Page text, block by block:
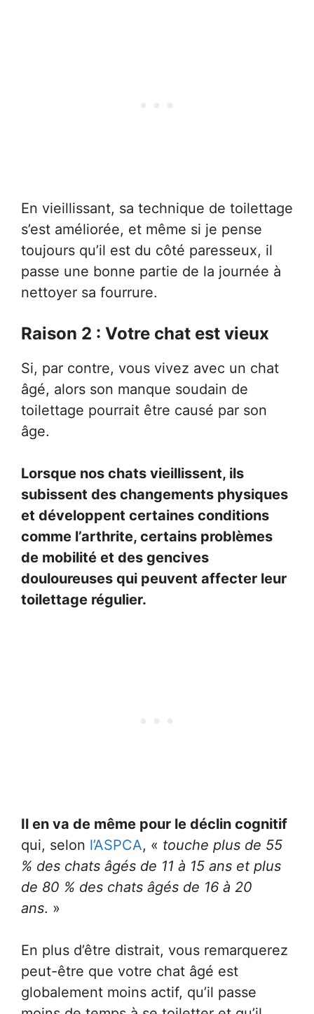
En vieillissant, sa technique de toilettage
s’est améliorée, et même si je pense
toujours qu’il est du côté paresseux, il
passe une bonne partie de la journée à
nettoyer sa fourrure.
Raison 2 : Votre chat est vieux
Si, par contre, vous vivez avec un chat
âgé, alors son manque soudain de
toilettage pourrait être causé par son
âge.
Lorsque nos chats vieillissent, ils
subissent des changements physiques
et développent certaines conditions
comme l’arthrite, certains problèmes
de mobilité et des gencives
douloureuses qui peuvent affecter leur
toilettage régulier.
Il en va de même pour le déclin cognitif
qui, selon l’ASPCA, « touche plus de 55
% des chats âgés de 11 à 15 ans et plus
de 80 % des chats âgés de 16 à 20
ans. »
En plus d’être distrait, vous remarquerez
peut-être que votre chat âgé est
globalement moins actif, qu’il passe